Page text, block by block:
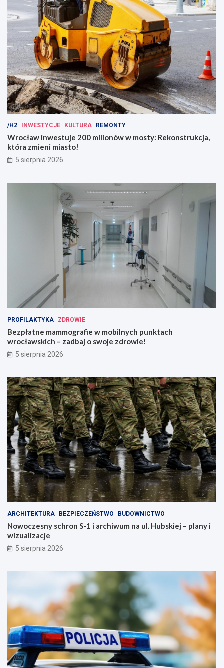
/H2 INWESTYCJE KULTURA REMONTY
Wrocław inwestuje 200 milionów w mosty: Rekonstrukcja,
która zmieni miasto!
5 sierpnia 2026
PROFILAKTYKA ZDROWIE
Bezpłatne mammografie w mobilnych punktach
wrocławskich – zadbaj o swoje zdrowie!
5 sierpnia 2026
ARCHITEKTURA BEZPIECZEŃSTWO BUDOWNICTWO
Nowoczesny schron S-1 i archiwum na ul. Hubskiej – plany i
wizualizacje
5 sierpnia 2026